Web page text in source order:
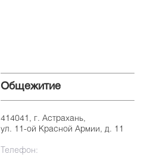
Общежитие
414041, г. Астрахань,
ул. 11-ой Красной Армии, д. 11
Телефон: